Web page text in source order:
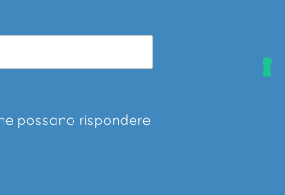
possano rispondere